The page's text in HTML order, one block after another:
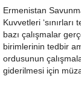
Ermenistan
Kuvvetleri ‘sınırları
bazı çalışmalar
birimlerinin tedbir
ordusunun
giderilmesi için